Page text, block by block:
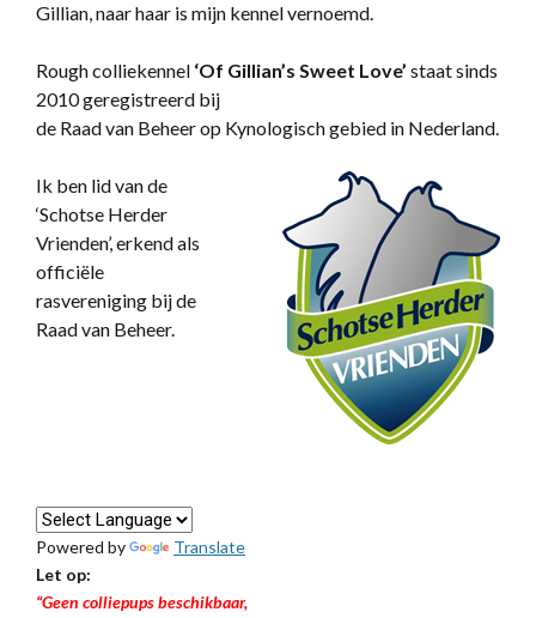
Gillian, naar haar is mijn kennel vernoemd.
Rough colliekennel ‘Of Gillian’s Sweet Love’ staat sinds
2010 geregistreerd bij
de Raad van Beheer op Kynologisch gebied in Nederland.
Ik ben lid van de
‘Schotse Herder
Vrienden’, erkend als
officiële
rasvereniging bij de
Raad van Beheer.
Powered by
Translate
Let op:
“Geen colliepups beschikbaar,